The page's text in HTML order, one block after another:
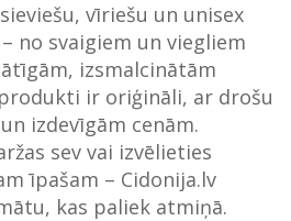
vīriešu un unisex
no svaigiem un viegliem
izsmalcinātām
ir oriģināli, ar drošu
izdevīgām cenām.
sev vai izvēlieties
īpašam – Cidonija.lv
kas paliek atmiņā.